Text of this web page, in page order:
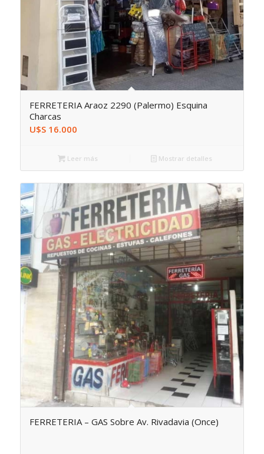
FERRETERIA Araoz 2290 (Palermo) Esquina
Charcas
U$S16.000
Leer más Mostrar detalles
FERRETERIA – GAS Sobre Av. Rivadavia (Once)